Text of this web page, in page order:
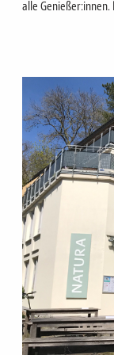
alle Genießer:innen.